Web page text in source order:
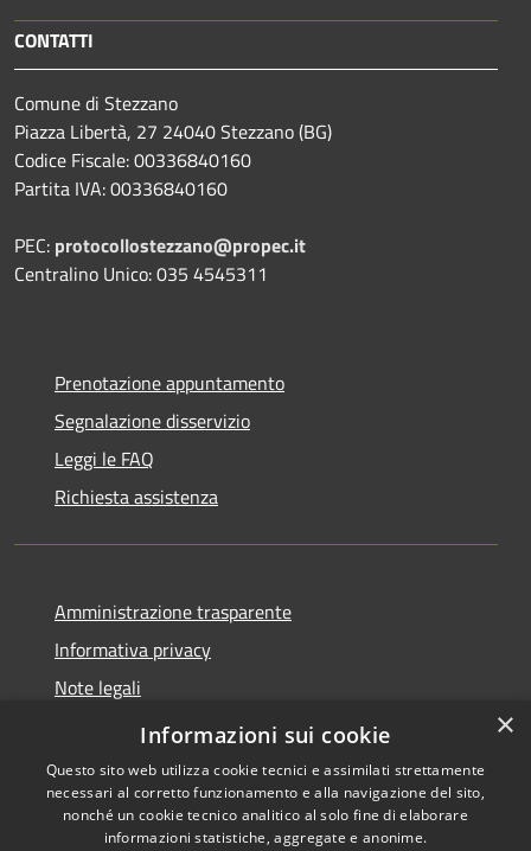
CONTATTI
Comune di Stezzano
Piazza Libertà, 27 24040 Stezzano (BG)
Codice Fiscale: 00336840160
Partita IVA: 00336840160
PEC: protocollostezzano@propec.it
Centralino Unico: 035 4545311
Prenotazione appuntamento
Segnalazione disservizio
Leggi le FAQ
Richiesta assistenza
Amministrazione trasparente
Informativa privacy
Note legali
Dichiarazione di accessibilità
Copyright © 2026 • Comune di
×
Informazioni sui cookie
Questo sito web utilizza cookie tecnici e assimilati strettamente
necessari al corretto funzionamento e alla navigazione del sito,
nonché un cookie tecnico analitico al solo fine di elaborare
informazioni statistiche, aggregate e anonime.